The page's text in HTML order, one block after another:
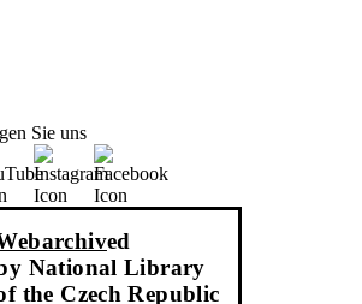
Sie uns
ed
National Library
the Czech Republic